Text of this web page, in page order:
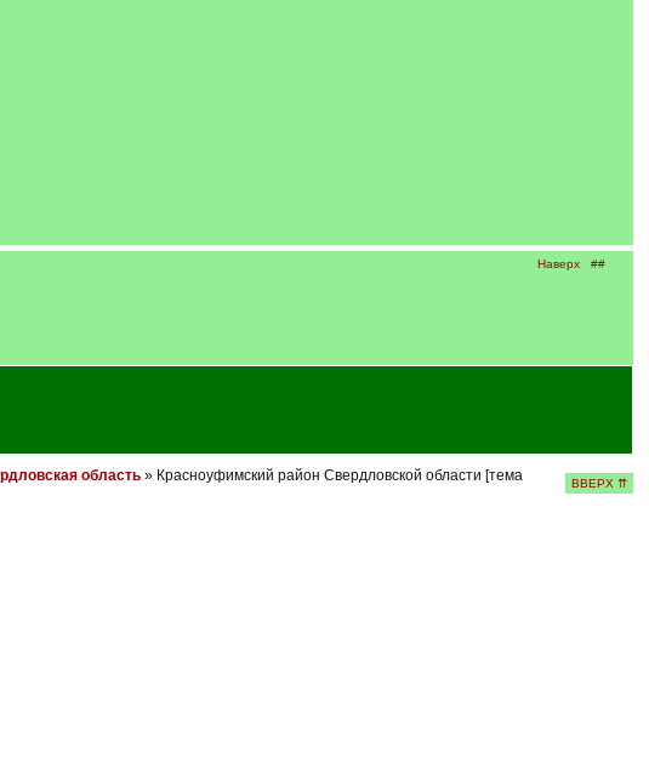
Наверх ##
область» Красноуфимский район Свердловской области [тема
ВВЕРХ ⇈